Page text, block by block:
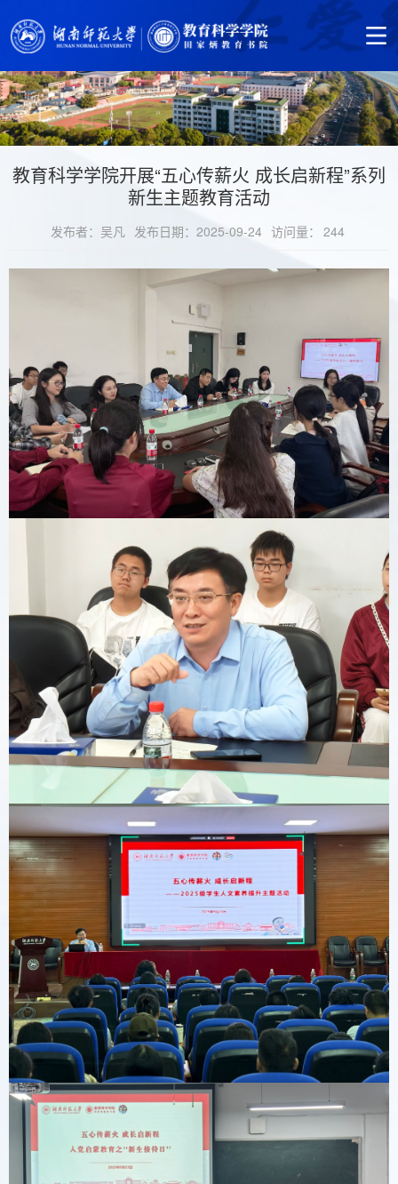
教育科学学院开展“五心传薪火 成长启新程”系列
新生主题教育活动
发布者：吴凡 发布日期：2025-09-24 访问量： 244